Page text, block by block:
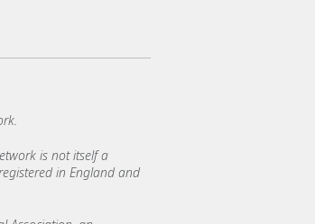
is not itself a
in England and